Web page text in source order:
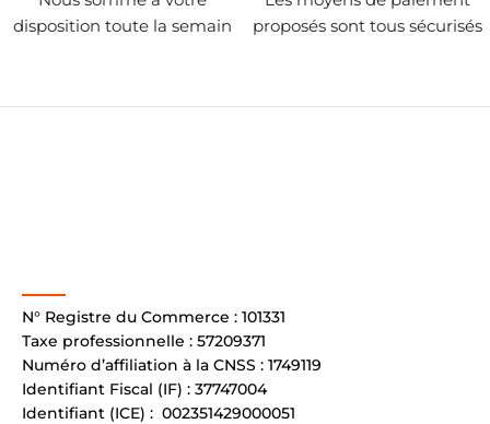
disposition toute la semain
proposés sont tous sécurisés
N° Registre du Commerce : 101331
Taxe professionnelle : 57209371
Numéro d’affiliation à la CNSS : 1749119
Identifiant Fiscal (IF) : 37747004
Identifiant (ICE) : 002351429000051